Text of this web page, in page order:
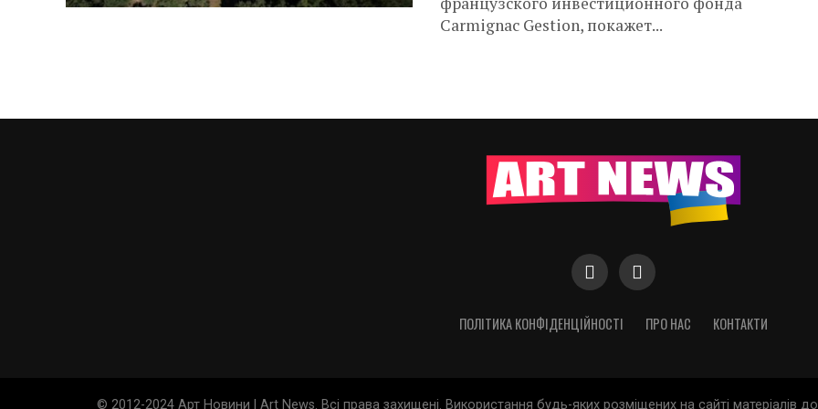
Carmignac Gestion, покажет...
ПОЛІТИКА КОНФІДЕНЦІЙНОСТІ ПРО НАС КОНТАКТИ
© 2012-2024 Арт Новини | Art News. Всі права захищені. Використання будь-яких розміщених на сайті матеріалів